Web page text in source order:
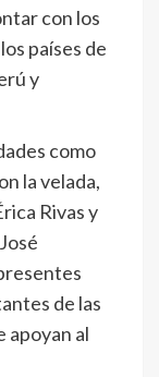
con los
países de
y
como
la velada,
Rivas y
de las
apoyan al